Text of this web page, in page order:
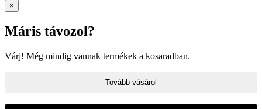
×
Máris távozol?
Várj! Még mindig vannak termékek a kosaradban.
Tovább vásárol